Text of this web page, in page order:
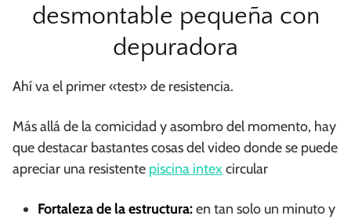
desmontable pequeña con
depuradora
Ahí va el primer «test» de resistencia.
Más allá de la comicidad y asombro del momento, hay
que destacar bastantes cosas del video donde se puede
apreciar una resistente piscina intex circular
Fortaleza de la estructura:en tan solo un minuto y